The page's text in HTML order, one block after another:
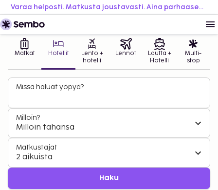
Varaa helposti. Matkusta joustavasti. Aina parhaaseen hintaan.
Matkat Hotellit
Lento +
hotelli
Lennot
Lautta +
Hotelli
Multi-
stop
Missä haluat yöpyä?
Milloin?
Milloin tahansa
Matkustajat
2 aikuista
Haku